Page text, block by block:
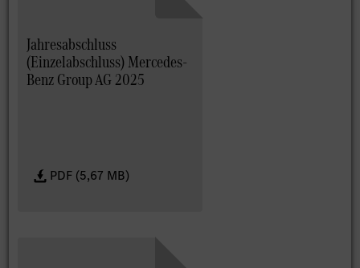
Jahresabschluss
(Einzelabschluss) Mercedes-
Benz Group AG 2025
PDF (5,67 MB)